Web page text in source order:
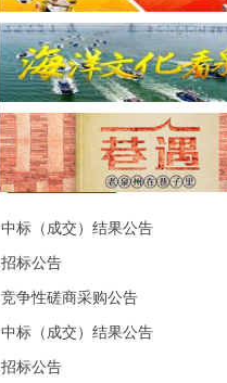
便民资讯
中标（成交）结果公告
招标公告
竞争性磋商采购公告
中标（成交）结果公告
招标公告